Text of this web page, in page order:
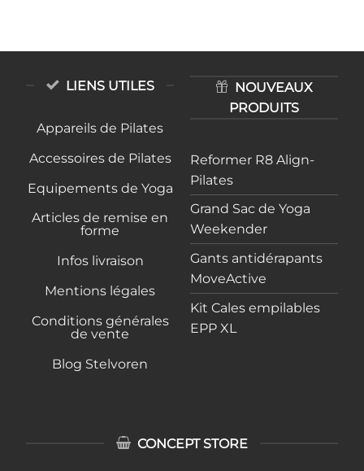
LIENS UTILES
Appareils de Pilates
Accessoires de Pilates
Equipements de Yoga
Articles de remise en
forme
Infos livraison
Mentions légales
Conditions générales
de vente
Blog Stelvoren
NOUVEAUX
PRODUITS
Reformer R8 Align-
Pilates
Grand Sac de Yoga
Weekender
Gants antidérapants
MoveActive
Kit Cales empilables
EPP XL
CONCEPT STORE